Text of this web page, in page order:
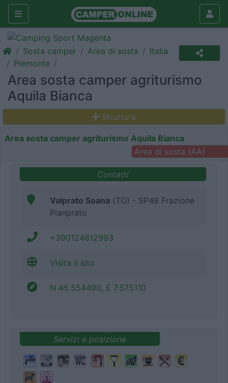
Sosta camper Area di sosta
Italia
Piemonte
Area sosta camper agriturismo
Aquila Bianca
Struttura
Area sosta camper agriturismo Aquila Bianca
Area di sosta (AA)
Contatti
Valprato Soana (TO) - SP48 Frazione
Pianprato
+390124812993
Visita il sito
N 45.554490, E 7.575110
Servizi e posizione